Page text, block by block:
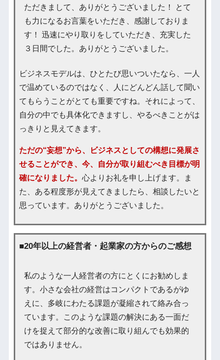
ただきまして、ありがとうございました！ とて
も力になるお言葉をいただき、感謝しておりま
す！ 迅速にやり取りをしていただき、充実した
３日間でした。ありがとうございました。
ビジネスモデルは、ひとたび思いついたなら、一人
で温めているのではなく、人にどんどん話して聞い
てもらうことがとても重要ですね。それによって、
自分の中でも具体化できますし、やるべきことがは
っきりと見えてきます。
ただの“妄想”から、ビジネスとしての構想に発展さ
せることができ、今、自分が取り組むべき目標が明
確になりました。 心よりお礼を申し上げます。ま
た、ある程度形が見えてきましたら、相談したいと
思っています。ありがとうございました。
■20年以上の経営者・起業家の方からのご感想
私のような一人経営者の方にとくにお勧めしま
す。小さな会社の経営はコンパクトであるがゆ
えに、多岐にわたる課題が凝縮されて絡み合っ
ています。このような課題の解決にある一面だ
けを捉えて部分的な改善に取り組んでも効果的
ではありません。